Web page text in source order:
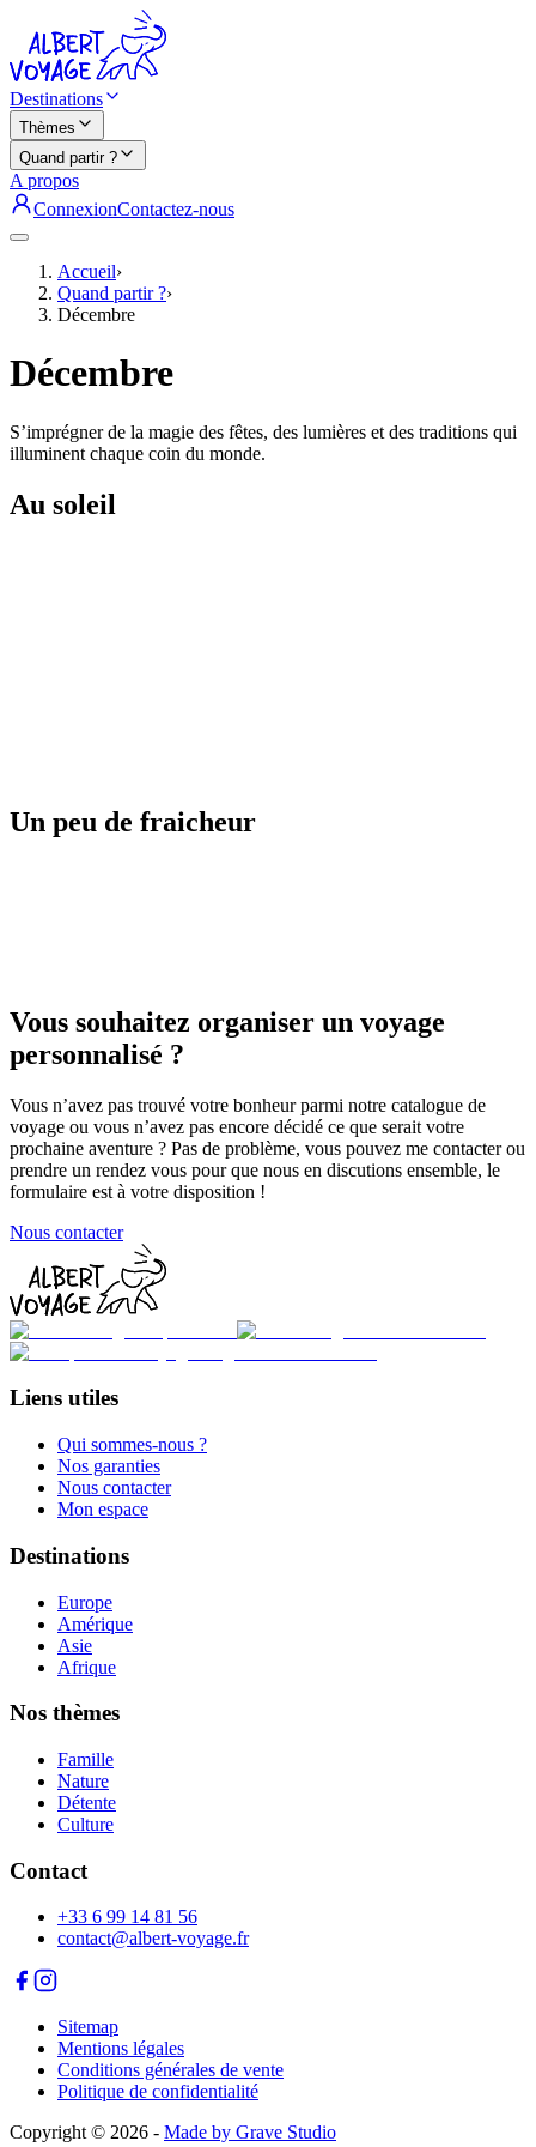
Destinations
Thèmes
Quand partir ?
A propos
ConnexionContactez-nous
Accueil›
Quand partir ?›
Décembre
Décembre
S’imprégner de la magie des fêtes, des lumières et des traditions qui
illuminent chaque coin du monde.
Au soleil
Un peu de fraicheur
Vous souhaitez organiser un voyage
personnalisé ?
Vous n’avez pas trouvé votre bonheur parmi notre catalogue de
voyage ou vous n’avez pas encore décidé ce que serait votre
prochaine aventure ? Pas de problème, vous pouvez me contacter ou
prendre un rendez vous pour que nous en discutions ensemble, le
formulaire est à votre disposition !
Nous contacter
Liens utiles
Qui sommes-nous ?
Nos garanties
Nous contacter
Mon espace
Destinations
Europe
Amérique
Asie
Afrique
Nos thèmes
Famille
Nature
Détente
Culture
Contact
+33 6 99 14 81 56
contact@albert-voyage.fr
Sitemap
Mentions légales
Conditions générales de vente
Politique de confidentialité
Copyright © 2026 - Made by Grave Studio